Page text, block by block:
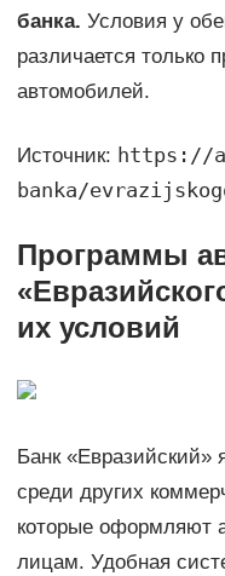
банка. Условия у
различается только
автомобилей.
Источник: https://
banka/
Программы
их условий
Банк «Евразийский»
среди других
которые оформляют
лицам. Удобная